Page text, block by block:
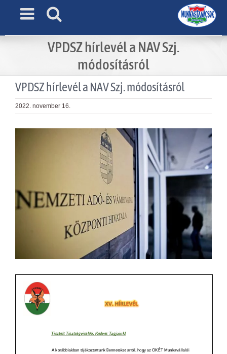
VPDSZ hírlevél a NAV Szj.
módosításról
VPDSZ hírlevél a NAV Szj. módosításról
2022. november 16.